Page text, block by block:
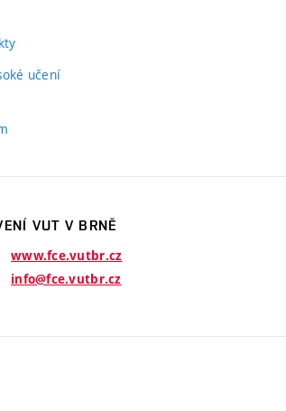
učení
VUT V BRNĚ
www.fce.vutbr.cz
info@fce.vutbr.cz